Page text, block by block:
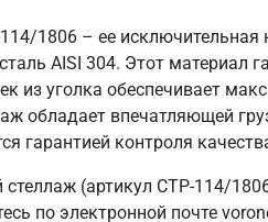
1806 – ее
AISI 304. Этот материал
из уголка обеспечивает
обладает впечатляющей
гарантией контроля
стеллаж (артикул СТР-114/
по электронной почте